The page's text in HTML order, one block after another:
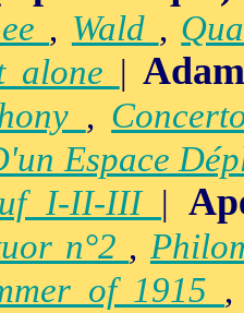
, Wald ,
alone |
,
Espace
I-II-III |
n°2 ,
of 1915